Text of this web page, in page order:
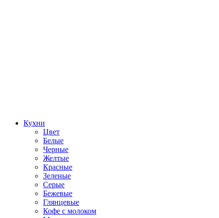
Кухни
Цвет
Белые
Черные
Желтые
Красные
Зеленые
Серые
Бежевые
Глянцевые
Кофе с молоком